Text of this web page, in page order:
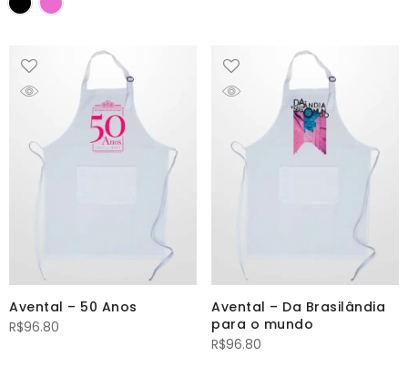
Avental – 50 Anos
R$96.80
Avental – Da Brasilândia
para o mundo
R$96.80